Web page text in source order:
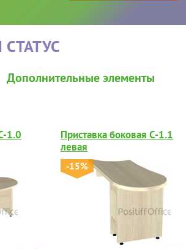
Дополнительные элементы
1.0
Приставка боковая С-1.1
левая
-15%